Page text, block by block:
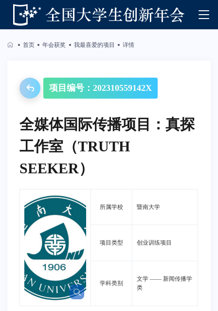
首页 年会获奖 我最喜爱的项目 详情
项目编号：202310559142X
全媒体国际传播项目：真探
工作室（TRUTH
SEEKER）
所属学校 暨南大学
项目类型 创业训练项目
学科类别
文学 ——新闻传播学
类